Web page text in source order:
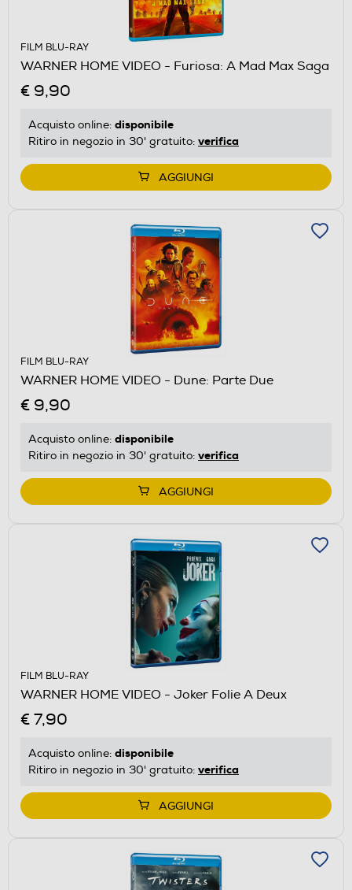
FILM BLU-RAY
WARNER HOME VIDEO - Furiosa: A Mad Max Saga
€ 9,90
Acquisto online: disponibile
Ritiro in negozio in 30' gratuito: verifica
AGGIUNGI
FILM BLU-RAY
WARNER HOME VIDEO - Dune: Parte Due
€ 9,90
Acquisto online: disponibile
Ritiro in negozio in 30' gratuito: verifica
AGGIUNGI
FILM BLU-RAY
WARNER HOME VIDEO - Joker Folie A Deux
€ 7,90
Acquisto online: disponibile
Ritiro in negozio in 30' gratuito: verifica
AGGIUNGI